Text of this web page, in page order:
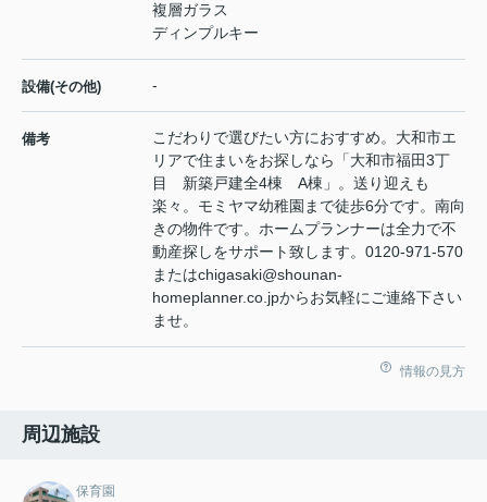
複層ガラス
ディンプルキー
設備(その他) -
備考
こだわりで選びたい方におすすめ。大和市エ
リアで住まいをお探しなら「大和市福田3丁
目 新築戸建全4棟 A棟」。送り迎えも
楽々。モミヤマ幼稚園まで徒歩6分です。南向
きの物件です。ホームプランナーは全力で不
動産探しをサポート致します。0120-971-570
またはchigasaki@shounan-
homeplanner.co.jpからお気軽にご連絡下さい
ませ。
情報の見方
周辺施設
保育園